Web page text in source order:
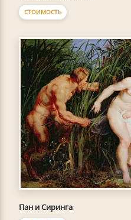
СТОИМОСТЬ
Пан и Сиринга